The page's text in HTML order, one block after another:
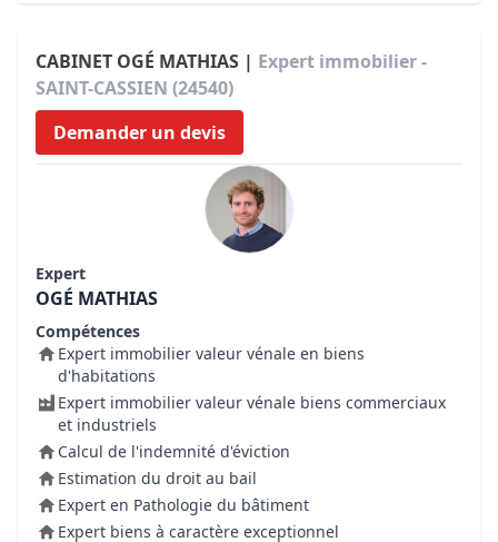
CABINET OGÉ MATHIAS | Expert immobilier -
SAINT-CASSIEN (24540)
Demander un devis
Expert
OGÉ MATHIAS
Compétences
Expert immobilier valeur vénale en biens
d'habitations
Expert immobilier valeur vénale biens commerciaux
et industriels
Calcul de l'indemnité d'éviction
Estimation du droit au bail
Expert en Pathologie du bâtiment
Expert biens à caractère exceptionnel